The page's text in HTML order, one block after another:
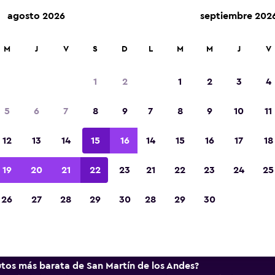
en más de 70.000 ubicaciones con momondo.
y tendencias de los
renta en San Martín de los
útil para ayudarte a reservar el auto de
en San Martín de los Andes.
más barata de San Martín de los Andes?
agosto 2026
M J V S D
1 2
5 6 7 8 9
12 13 14 15 16
19 20 21 22 23
26 27 28 29 30
septiembre
L M M J V
1 2 3 4
7 8 9 10 11
14 15 16 17 18
21 22 23 24 25
28 29 30